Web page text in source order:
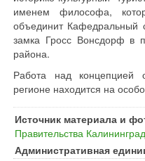
именем философа,
объединит
замка Гросс Вонсдорф в
района.
Работа над концепцией
регионе находится на
Источник материала и
Правительства
Административная